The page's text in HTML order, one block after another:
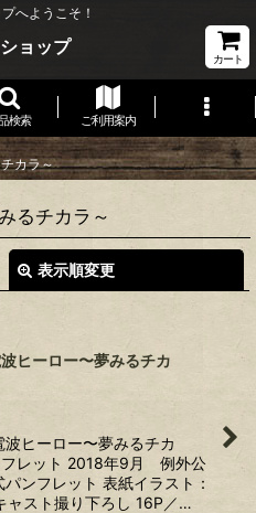
へようこそ！
ョップ
カート
検索 ご利用案内
カラ～
るチカラ～
表示順変更
込む
ヒーロー〜夢みるチカ
ヒーロー〜夢みるチカ
フレット 2018年9月 例外公
ンフレット 表紙イラスト：
スト撮り下ろし 16P／…